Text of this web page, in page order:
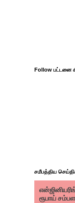
Follow பட்டனை
சமீபத்திய
ரூபாய்